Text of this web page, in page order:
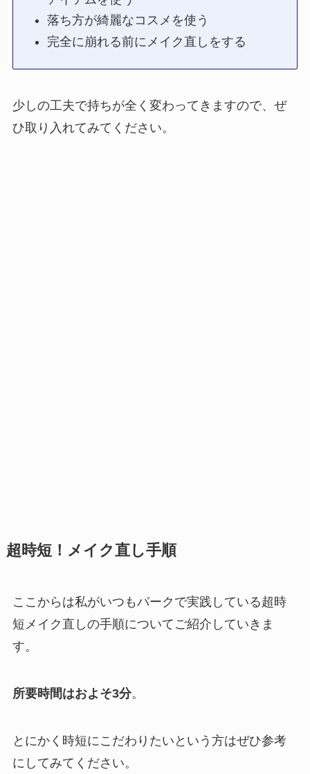
落ち方が綺麗なコスメを使う
完全に崩れる前にメイク直しをする
少しの工夫で持ちが全く変わってきますので、ぜ
ひ取り入れてみてください。
超時短！メイク直し手順
ここからは私がいつもパークで実践している超時
短メイク直しの手順についてご紹介していきま
す。
所要時間はおよそ3分。
とにかく時短にこだわりたいという方はぜひ参考
にしてみてください。